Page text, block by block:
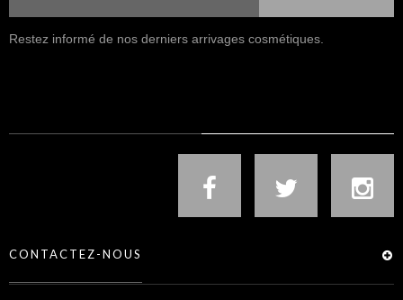
Restez informé de nos derniers arrivages cosmétiques.
CONTACTEZ-NOUS